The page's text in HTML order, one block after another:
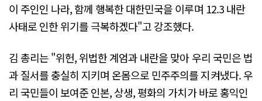
이 주인인 나라, 함께 행복한 대한민국을 이루며 12.3 내란
사태로 인한 위기를 극복하겠다"고 강조했다.
김 총리는 "위헌, 위법한 계엄과 내란을 맞아 우리 국민은 법
과 질서를 충실히 지키며 온몸으로 민주주의를 지켜냈다. 우
리 국민들이 보여준 인본, 상생, 평화의 가치가 바로 홍익인